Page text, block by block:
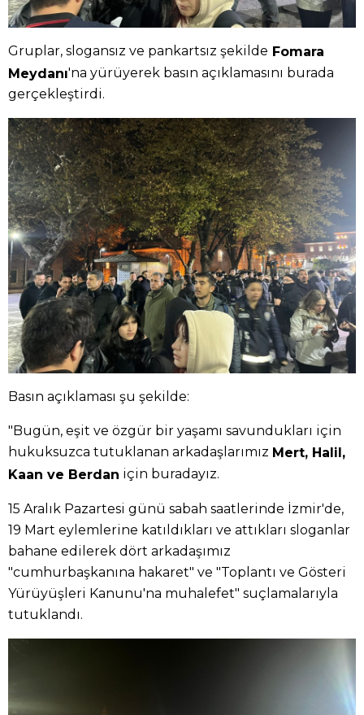
Gruplar, slogansız ve pankartsız şekilde Fomara
Meydanı'na yürüyerek basın açıklamasını burada
gerçekleştirdi.
Basın açıklaması şu şekilde:
"Bugün, eşit ve özgür bir yaşamı savundukları için
hukuksuzca tutuklanan arkadaşlarımız Mert, Halil,
Kaan ve Berdan için buradayız.
15 Aralık Pazartesi günü sabah saatlerinde İzmir'de,
19 Mart eylemlerine katıldıkları ve attıkları sloganlar
bahane edilerek dört arkadaşımız
"cumhurbaşkanına hakaret" ve "Toplantı ve Gösteri
Yürüyüşleri Kanunu'na muhalefet" suçlamalarıyla
tutuklandı.